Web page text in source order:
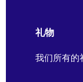
礼物
我们所有的